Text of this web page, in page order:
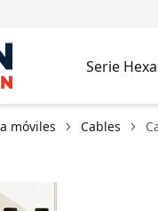
Serie
móviles Cables